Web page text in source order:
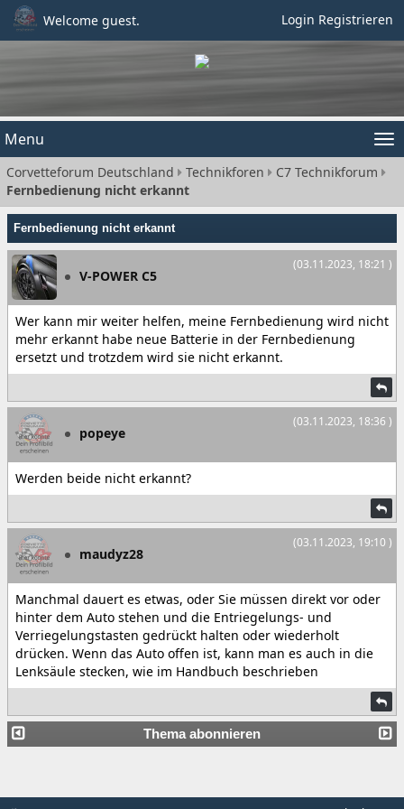
Welcome guest. Login Registrieren
Menu
Corvetteforum Deutschland Technikforen
C7 Technikforum
Fernbedienung nicht erkannt
Fernbedienung nicht erkannt
(03.11.2023, 18:21 )
V-POWER C5
Wer kann mir weiter helfen, meine Fernbedienung wird nicht
mehr erkannt habe neue Batterie in der Fernbedienung
ersetzt und trotzdem wird sie nicht erkannt.
(03.11.2023, 18:36 )
popeye
Werden beide nicht erkannt?
(03.11.2023, 19:10 )
maudyz28
Manchmal dauert es etwas, oder Sie müssen direkt vor oder
hinter dem Auto stehen und die Entriegelungs- und
Verriegelungstasten gedrückt halten oder wiederholt
drücken. Wenn das Auto offen ist, kann man es auch in die
Lenksäule stecken, wie im Handbuch beschrieben
Thema abonnieren